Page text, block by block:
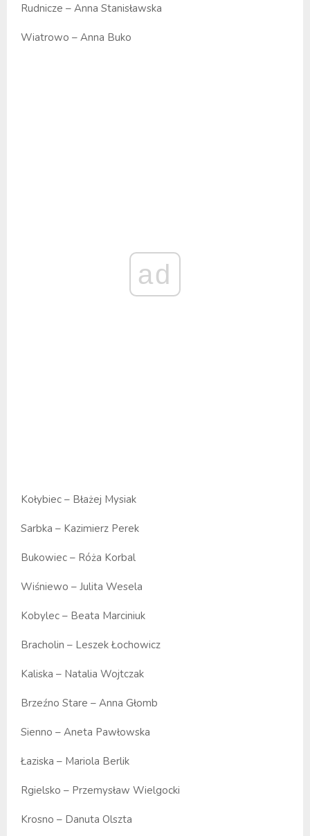
Rudnicze – Anna Stanisławska
Wiatrowo – Anna Buko
ad
Kołybiec – Błażej Mysiak
Sarbka – Kazimierz Perek
Bukowiec – Róża Korbal
Wiśniewo – Julita Wesela
Kobylec – Beata Marciniuk
Bracholin – Leszek Łochowicz
Kaliska – Natalia Wojtczak
Brzeźno Stare – Anna Głomb
Sienno – Aneta Pawłowska
Łaziska – Mariola Berlik
Rgielsko – Przemysław Wielgocki
Krosno – Danuta Olszta